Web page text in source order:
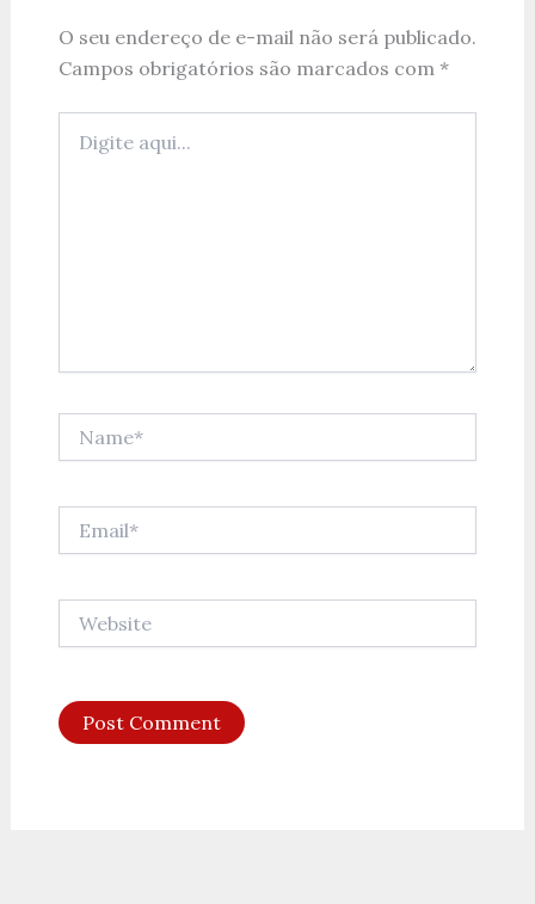
O seu endereço de e-mail não será publicado.
Campos obrigatórios são marcados com *
aqui...